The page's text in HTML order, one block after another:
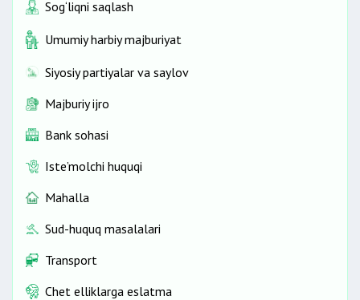
Sog‘liqni saqlash
Umumiy harbiy majburiyat
Siyosiy partiyalar va saylov
Majburiy ijro
Bank sohasi
Iste’molchi huquqi
Mahalla
Sud-huquq masalalari
Transport
Chet elliklarga eslatma